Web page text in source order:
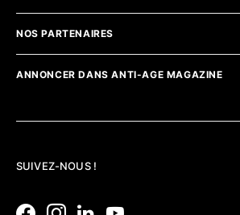
NOS PARTENAIRES
ANNONCER DANS ANTI-AGE MAGAZINE
SUIVEZ-NOUS !